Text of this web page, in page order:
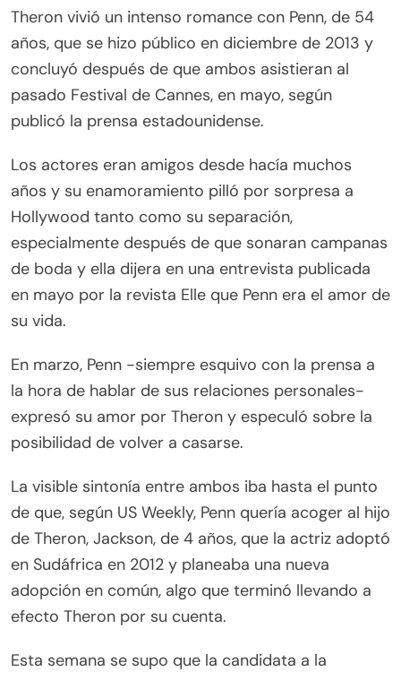
Theron vivió un intenso romance con Penn, de 54
años, que se hizo público en diciembre de 2013 y
concluyó después de que ambos asistieran al
pasado Festival de Cannes, en mayo, según
publicó la prensa estadounidense.
Los actores eran amigos desde hacía muchos
años y su enamoramiento pilló por sorpresa a
Hollywood tanto como su separación,
especialmente después de que sonaran campanas
de boda y ella dijera en una entrevista publicada
en mayo por la revista Elle que Penn era el amor de
su vida.
En marzo, Penn -siempre esquivo con la prensa a
la hora de hablar de sus relaciones personales-
expresó su amor por Theron y especuló sobre la
posibilidad de volver a casarse.
La visible sintonía entre ambos iba hasta el punto
de que, según US Weekly, Penn quería acoger al hijo
de Theron, Jackson, de 4 años, que la actriz adoptó
en Sudáfrica en 2012 y planeaba una nueva
adopción en común, algo que terminó llevando a
efecto Theron por su cuenta.
Esta semana se supo que la candidata a la